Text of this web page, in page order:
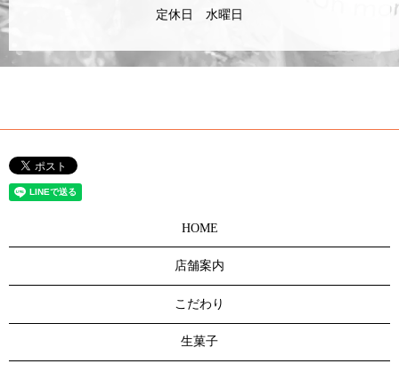
定休日 水曜日
HOME
店舗案内
こだわり
生菓子